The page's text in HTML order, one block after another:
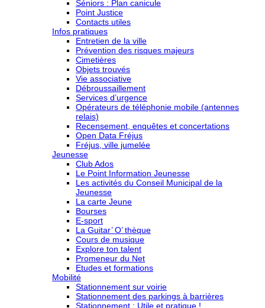
Séniors : Plan canicule
Point Justice
Contacts utiles
Infos pratiques
Entretien de la ville
Prévention des risques majeurs
Cimetières
Objets trouvés
Vie associative
Débroussaillement
Services d’urgence
Opérateurs de téléphonie mobile (antennes
relais)
Recensement, enquêtes et concertations
Open Data Fréjus
Fréjus, ville jumelée
Jeunesse
Club Ados
Le Point Information Jeunesse
Les activités du Conseil Municipal de la
Jeunesse
La carte Jeune
Bourses
E-sport
La Guitar’ O’ thèque
Cours de musique
Explore ton talent
Promeneur du Net
Etudes et formations
Mobilité
Stationnement sur voirie
Stationnement des parkings à barrières
Stationnement : Utile et pratique !